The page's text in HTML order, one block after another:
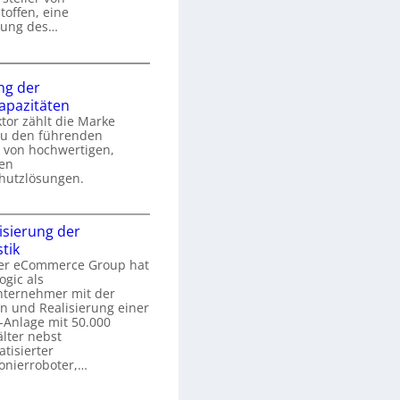
eine
des…
der
zählt die Marke
den führenden
hochwertigen,
der
eCommerce Group hat
als
mit der
und Realisierung einer
mit 50.000
nebst